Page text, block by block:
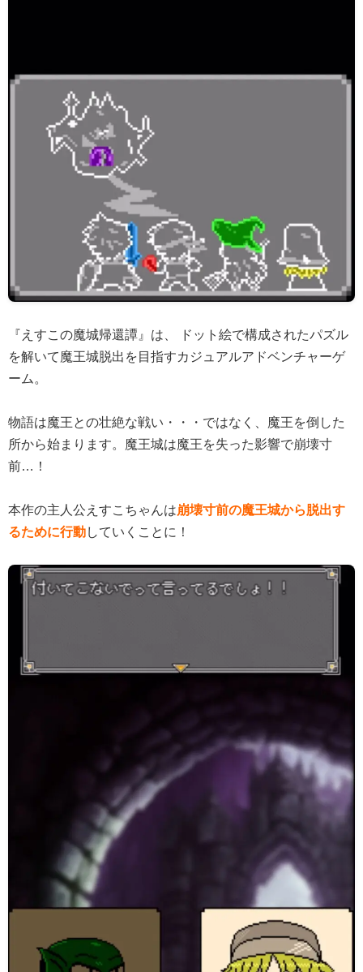
『えすこの魔城帰還譚』は、 ドット絵で構成されたパズル
を解いて魔王城脱出を目指すカジュアルアドベンチャーゲ
ーム。
物語は魔王との壮絶な戦い・・・ではなく、魔王を倒した
所から始まります。魔王城は魔王を失った影響で崩壊寸
前…！
本作の主人公えすこちゃんは崩壊寸前の魔王城から脱出す
るために行動していくことに！